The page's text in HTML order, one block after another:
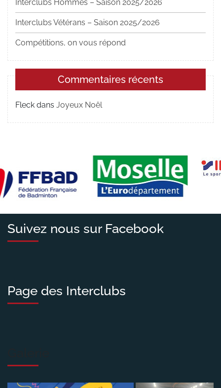
Interclubs Hommes – Saison 2025/2026
Interclubs Vétérans – Saison 2025/2026
Compétitions, on vous répond
Commentaires récents
Fleck dans Joyeux Noël
Suivez nous sur Facebook
Page des Interclubs